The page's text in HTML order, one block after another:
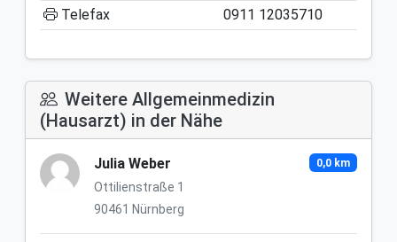
Telefax
0911 12035710
Weitere Allgemeinmedizin
(Hausarzt) in der Nähe
Julia Weber
Ottilienstraße 1
90461 Nürnberg
0,0 km